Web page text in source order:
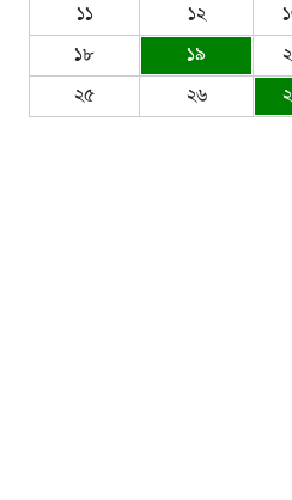
১১
১২
১৮
১৯
২৫
২৬